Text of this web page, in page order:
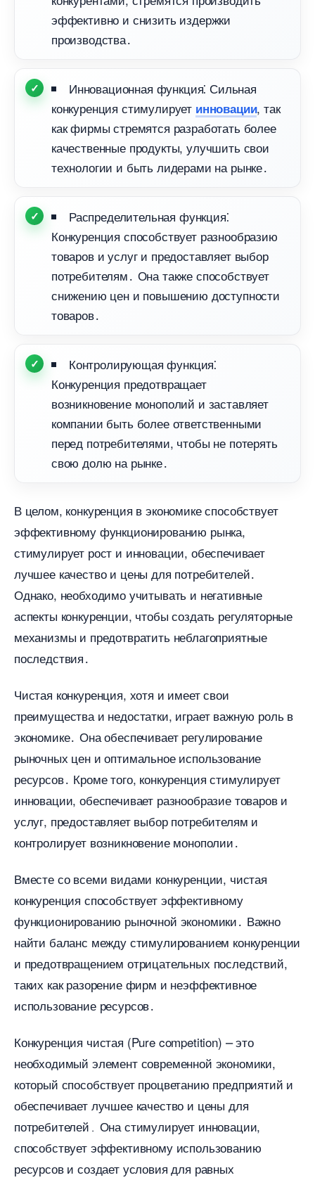
эффективно и снизить издержки
производства․
Инновационная функция⁚ Сильная
конкуренция стимулирует инновации, так
как фирмы стремятся разработать более
качественные продукты, улучшить свои
технологии и быть лидерами на рынке․
Распределительная функция⁚
Конкуренция способствует разнообразию
товаров и услуг и предоставляет выбор
потребителям․ Она также способствует
снижению цен и повышению доступности
товаров․
Контролирующая функция⁚
Конкуренция предотвращает
озникновение монополий и заставляет
компании быть более ответственными
перед потребителями, чтобы не потерять
свою долю на рынке․
целом, конкуренция в экономике способствует
эффективному функционированию рынка,
стимулирует рост и инновации, обеспечивает
лучшее качество и цены для потребителей․
Однако, необходимо учитывать и негативные
аспекты конкуренции, чтобы создать регуляторные
механизмы и предотвратить неблагоприятные
последствия․
Чистая конкуренция, хотя и имеет свои
преимущества и недостатки, играет важную роль
экономике․ Она обеспечивает регулирование
рыночных цен и оптимальное использование
ресурсов․ Кроме того, конкуренция стимулирует
инновации, обеспечивает разнообразие товаров и
услуг, предоставляет выбор потребителям и
контролирует возникновение монополии․
месте со всеми видами конкуренции, чистая
конкуренция способствует эффективному
функционированию рыночной экономики․ Важно
найти баланс между стимулированием конкуренции
и предотвращением отрицательных последствий,
таких как разорение фирм и неэффективное
использование ресурсов․
Конкуренция чистая (Pure competition) ⎼ это
необходимый элемент современной экономики,
который способствует процветанию предприятий и
обеспечивает лучшее качество и цены для
потребителей․ Она стимулирует инновации,
способствует эффективному использованию
ресурсов и создает условия для равных